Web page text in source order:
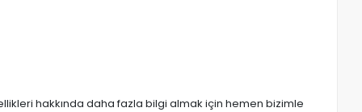
hakkında daha fazla bilgi almak için hemen bizimle